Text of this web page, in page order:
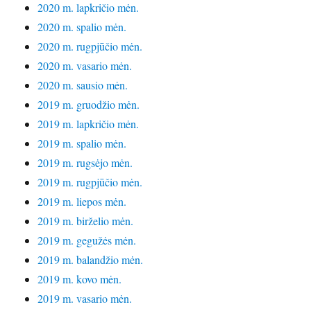
2020 m. lapkričio mėn.
2020 m. spalio mėn.
2020 m. rugpjūčio mėn.
2020 m. vasario mėn.
2020 m. sausio mėn.
2019 m. gruodžio mėn.
2019 m. lapkričio mėn.
2019 m. spalio mėn.
2019 m. rugsėjo mėn.
2019 m. rugpjūčio mėn.
2019 m. liepos mėn.
2019 m. birželio mėn.
2019 m. gegužės mėn.
2019 m. balandžio mėn.
2019 m. kovo mėn.
2019 m. vasario mėn.